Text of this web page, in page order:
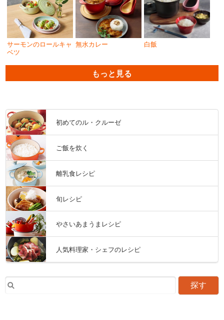
サーモンのロールキャ
ベツ
無水カレー 白飯
もっと見る
初めてのル・クルーゼ
ご飯を炊く
離乳食レシピ
旬レシピ
やさいあまうまレシピ
人気料理家・シェフのレシピ
探す